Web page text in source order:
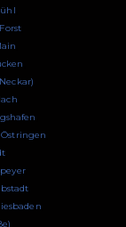
Forst
,Östringen
,